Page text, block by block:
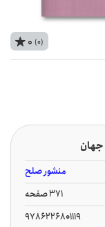
0 (0)
جهان
منشور صلح
371 صفحه
9786226801119